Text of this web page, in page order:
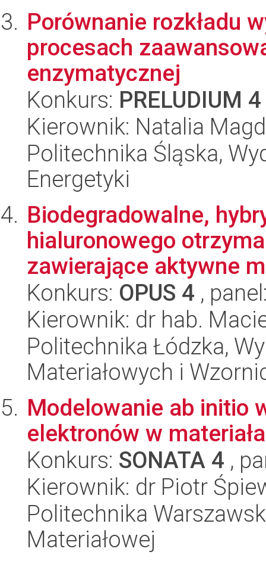
Porównanie rozkładu
procesach
enzymatycznej
Konkurs: PRELUDIUM 4
Kierownik: Natalia
Politechnika Śląska,
Energetyki
Biodegradowalne,
hialuronowego
zawierające aktywne
Konkurs: OPUS 4 ,
Kierownik: dr hab.
Politechnika Łódzka,
Materiałowych i
Modelowanie ab initio
elektronów w
Konkurs: SONATA 4 ,
Kierownik: dr Piotr
Politechnika
Materiałowej